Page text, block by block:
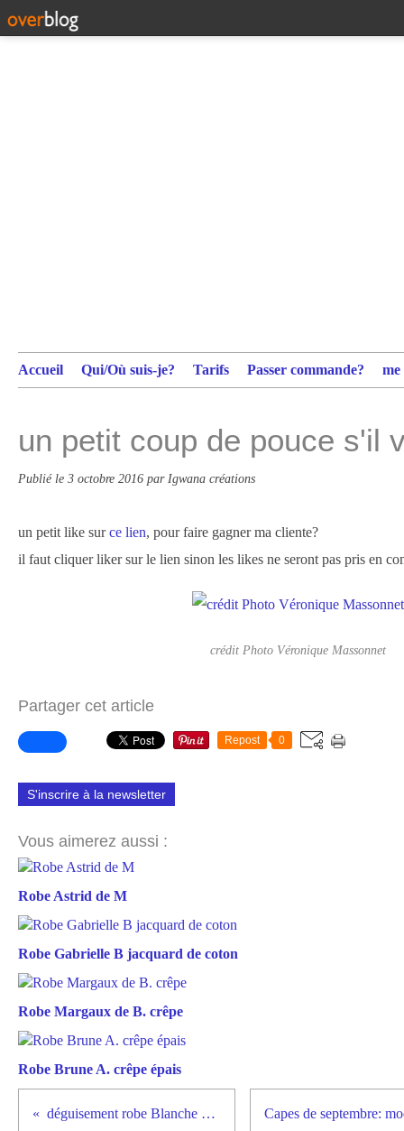
Accueil Qui/Où suis-je? Tarifs Passer commande?
un petit coup de pouce s'il
Publié le 3 octobre 2016 par Igwana créations
un petit like surce lien, pour faire gagner ma cliente?
il faut cliquer liker sur le lien sinon les likes ne seront pas pris en
crédit Photo Véronique Massonnet
Partager cet article
Repost 0
S'inscrire à la newsletter
Vous aimerez aussi :
Robe Astrid de M
Robe Gabrielle B jacquard de coton
Robe Margaux de B. crêpe
Robe Brune A. crêpe épais
déguisement robe Blanche neige